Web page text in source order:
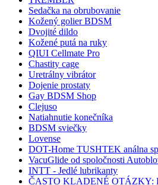
Sedačka na obrubovanie
Kožený golier BDSM
Dvojité dildo
Kožené putá na ruky
QIUI Cellmate Pro
Chastity cage
Uretrálny vibrátor
Dojenie prostaty
Gay BDSM Shop
Clejuso
Natiahnutie konečníka
BDSM sviečky
Lovense
DOT-Home TUSHTEK análna
VacuGlide od spoločnosti
INTT - Jedlé lubrikanty
ČASTO KLADENÉ OTÁZKY: